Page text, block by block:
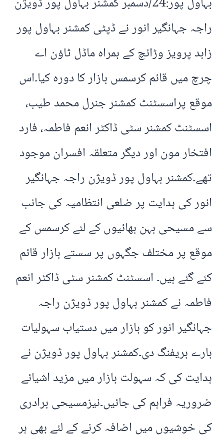
راجہ جہانگیر انور نے ڈپٹی کمشنر بہاول پور
زاہد پرویز وڑائچ کے ہمراہ ماڈل ٹاؤن اے
چرچ میں قائم کرسمس بازار کا دورہ کیا۔اس
موقع پراسسٹنٹ کمشنر جنرل محمد طیب،
اسسٹنٹ کمشنر سٹی ڈاکٹر انعم فاطمہ، فارد
افتخار مون اور دیگر متعلقہ افسران موجود
تھے۔کمشنر بہاول پور ڈویژن راجہ جہانگیر
انور کی ہدایت پر ضلعی انتظامیہ کی جانب
سے مسیحی بہن بھائیوں کے لئے کرسمس کے
موقع پر مختلف جگہوں پر سستے بازار قائم
کئے گئے ہیں۔ اسسٹنٹ کمشنر سٹی ڈاکٹر انعم
فاطمہ نے کمشنر بہاول پور ڈویژن راجہ
جہانگیر انور کو بازار میں دستیاب سہولیات
بارے بریفنگ دی۔کمشنر بہاول پور ڈویژن نے
ہدایت کی کہ سہولت بازار میں مزید اشیائے
ضروریہ فراہم کی جائیں۔نیزمسیحی برادری
کی خوشیوں میں اضافہ کرنے کے لئے بھی ہر